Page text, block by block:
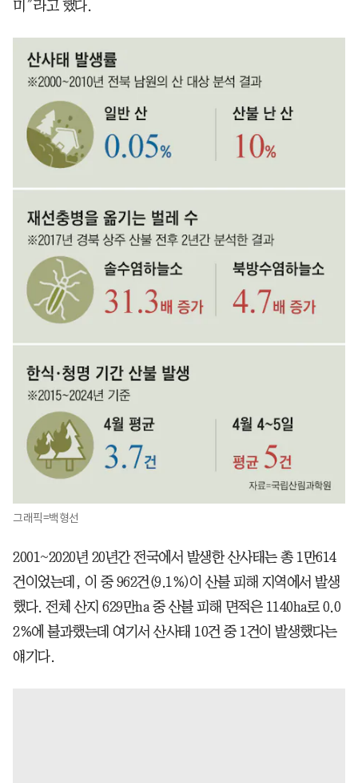
미”라고 했다.
그래픽=백형선
2001~2020년 20년간 전국에서 발생한 산사태는 총 1만614
건이었는데, 이 중 962건(9.1%)이 산불 피해 지역에서 발생
했다. 전체 산지 629만ha 중 산불 피해 면적은 1140ha로 0.0
2%에 불과했는데 여기서 산사태 10건 중 1건이 발생했다는
얘기다.